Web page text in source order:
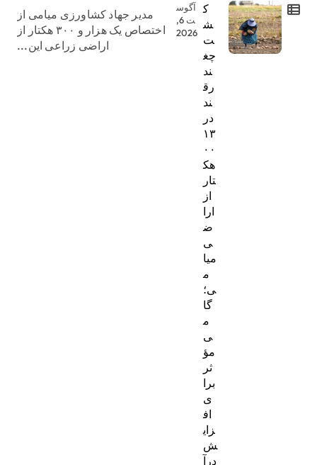
ک
ش
ت
چغ
ند
رق
ند
در
۱۳
۰۰
هک
تار
از
ارا
ض
ی
میا
م
ی؛
گا
م
ی
مؤ
ثر
برا
ی
اف
زای
ش
درآ
آگوس
ت 6,
2026
مدیر جهاد کشاورزی میامی از
اختصاص یک هزار و ۳۰۰ هکتار از
اراضی زراعی این...